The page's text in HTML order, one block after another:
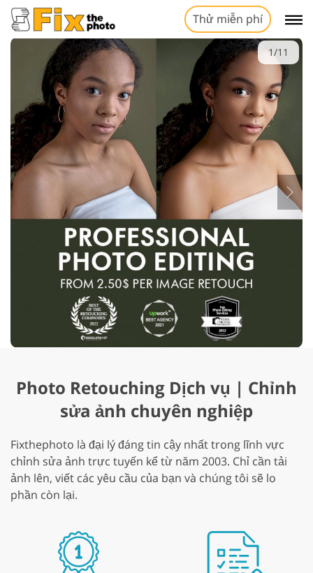
Thử miễn phí
1/11
Photo Retouching Dịch vụ | Chỉnh
sửa ảnh chuyên nghiệp
Fixthephoto là đại lý đáng tin cậy nhất trong lĩnh vực
chỉnh sửa ảnh trực tuyến kể từ năm 2003. Chỉ cần tải
ảnh lên, viết các yêu cầu của bạn và chúng tôi sẽ lo
phần còn lại.